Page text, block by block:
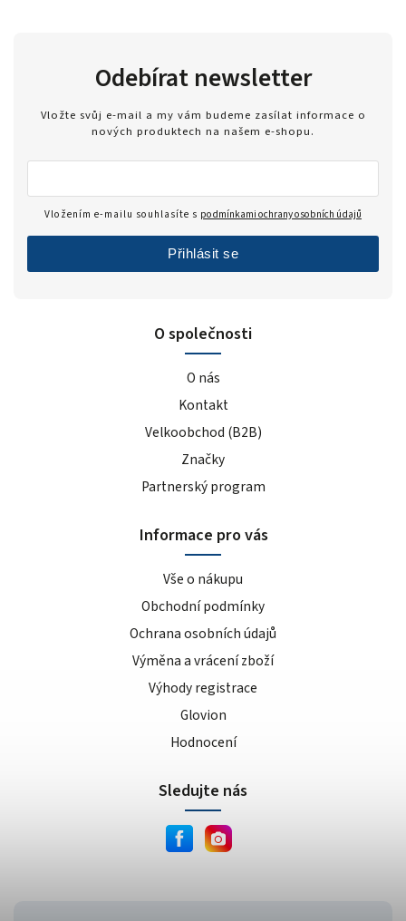
O společnosti
O nás
Kontakt
Velkoobchod (B2B)
Značky
Partnerský program
Informace pro vás
Vše o nákupu
Obchodní podmínky
Ochrana osobních údajů
Výměna a vrácení zboží
Výhody registrace
Glovion
Hodnocení
Odebírat newsletter
Vložte svůj e-mail a my vám budeme zasílat informace o
nových produktech na našem e-shopu.
Vložením e-mailu souhlasíte s podmínkami ochrany osobních údajů
Přihlásit se
Sledujte nás